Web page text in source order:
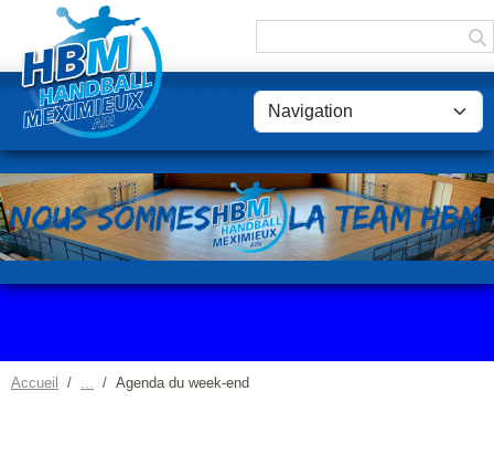
Accueil Agenda du week-end
Panneau de gestion des cookies